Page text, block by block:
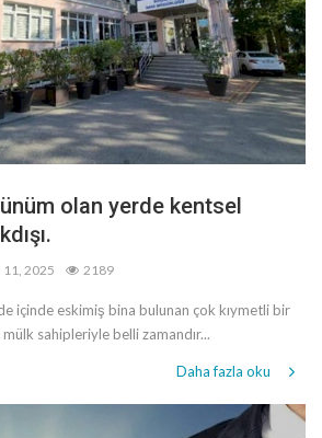
olan yerde kentsel
2025 2189
içinde eskimiş bina bulunan çok kıymetli bir
sahipleriyle belli zamandır...
Daha fazla oku